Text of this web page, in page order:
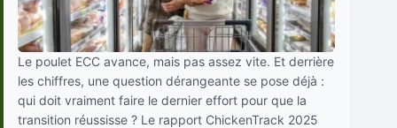
Le poulet ECC avance, mais pas assez vite. Et derrière
les chiffres, une question dérangeante se pose déjà :
qui doit vraiment faire le dernier effort pour que la
transition réussisse ? Le rapport ChickenTrack 2025